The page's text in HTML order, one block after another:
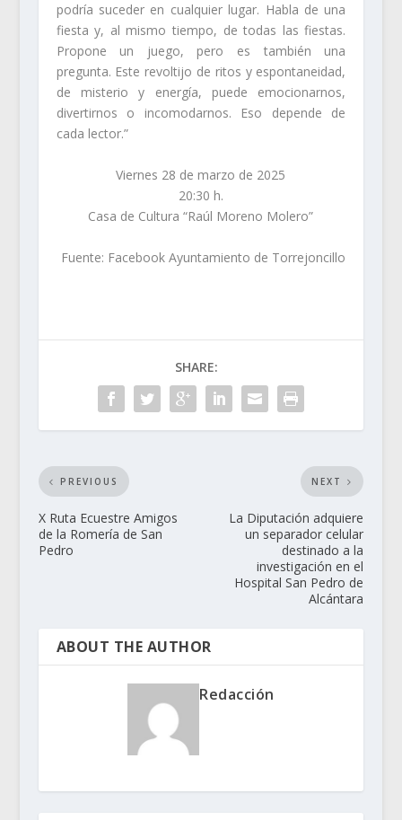
podría suceder en cualquier lugar. Habla de una
fiesta y, al mismo tiempo, de todas las fiestas.
Propone un juego, pero es también una
pregunta. Este revoltijo de ritos y espontaneidad,
de misterio y energía, puede emocionarnos,
divertirnos o incomodarnos. Eso depende de
cada lector.”
Viernes 28 de marzo de 2025
20:30 h.⁣
Casa de Cultura “Raúl Moreno Molero”
Fuente: Facebook Ayuntamiento de Torrejoncillo
SHARE:
PREVIOUS
X Ruta Ecuestre Amigos
de la Romería de San
Pedro
NEXT
La Diputación adquiere
un separador celular
destinado a la
investigación en el
Hospital San Pedro de
Alcántara
ABOUT THE AUTHOR
Redacción